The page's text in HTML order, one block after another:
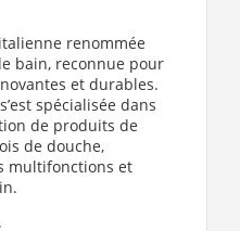
- Silver - 180cm
Taille Paroi douche : 180
renommée
bain, reconnue pour
et durables.
spécialisée dans
de produits de
de douche,
multifonctions et